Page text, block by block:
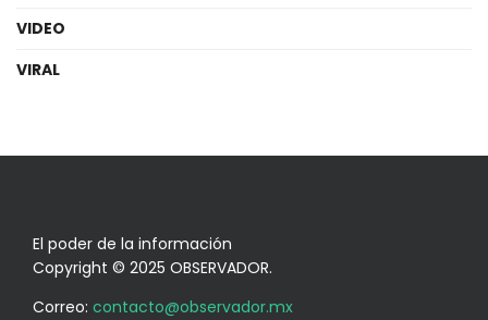
VIDEO
VIRAL
El poder de la información
Copyright © 2025 OBSERVADOR.
Correo: contacto@observador.mx